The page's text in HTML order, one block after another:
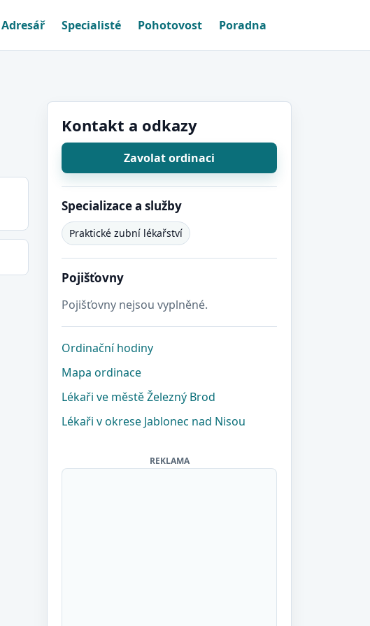
Adresář Specialisté Pohotovost Poradna
Kontakt a odkazy
Zavolat ordinaci
Specializace a služby
Praktické zubní lékařství
Pojišťovny
Pojišťovny nejsou vyplněné.
Ordinační hodiny
Mapa ordinace
Lékaři ve městě Železný Brod
Lékaři v okrese Jablonec nad Nisou
REKLAMA